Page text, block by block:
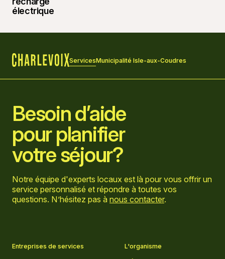
ServicesMunicipalité Isle-aux-Coudres
Besoin d’aide
pour planifier
votre séjour?
Notre équipe d'experts locaux est là pour vous offrir un
service personnalisé et répondre à toutes vos
questions. N’hésitez pas à nous contacter.
Entreprises de services
L'organisme